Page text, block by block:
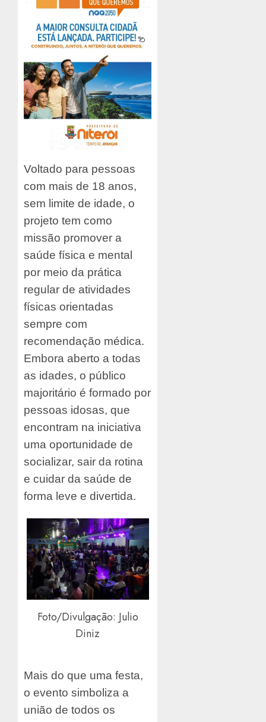
Voltado para pessoas
com mais de 18 anos,
sem limite de idade, o
projeto tem como
missão promover a
saúde física e mental
por meio da prática
regular de atividades
físicas orientadas
sempre com
recomendação médica.
Embora aberto a todas
as idades, o público
majoritário é formado por
pessoas idosas, que
encontram na iniciativa
uma oportunidade de
socializar, sair da rotina
e cuidar da saúde de
forma leve e divertida.
Foto/Divulgação: Julio
Diniz
Mais do que uma festa,
o evento simboliza a
união de todos os